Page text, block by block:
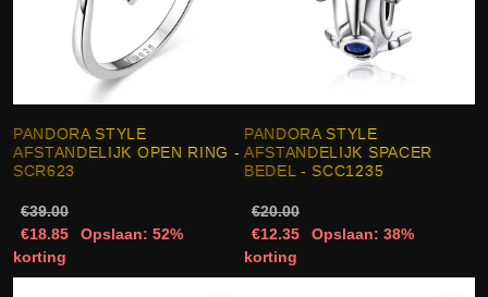
PANDORA STYLE
AFSTANDELIJK OPEN RING -
SCR623
€39.00
€18.85
Opslaan: 52%
korting
PANDORA STYLE
AFSTANDELIJK SPACER
BEDEL - SCC1235
€20.00
€12.35
Opslaan: 38%
korting